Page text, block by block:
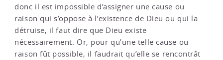
donc il est impossible d’assigner une cause ou
raison qui s’oppose à l’existence de Dieu ou qui la
détruise, il faut dire que Dieu existe
nécessairement. Or, pour qu’une telle cause ou
raison fût possible, il faudrait qu’elle se rencontrât